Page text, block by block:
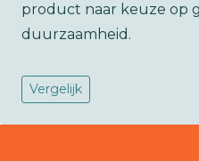
product naar keuze op
duurzaamheid.
Vergelijk